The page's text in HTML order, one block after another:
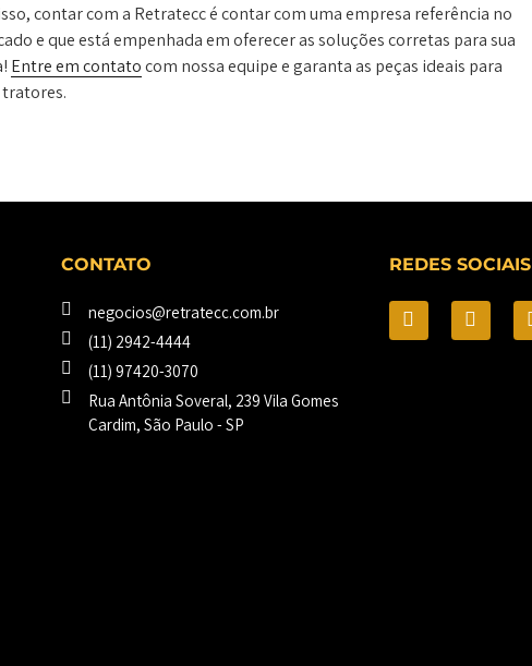
contar com a Retratecc é contar com uma empresa referência no
e que está empenhada em oferecer as soluções corretas para sua
Entre em contatocom nossa equipe e garanta as peças ideais para
tratores.
CONTATO
negocios@retratecc.com.br
(11) 2942-4444
(11) 97420-3070
Rua Antônia Soveral, 239 Vila Gomes
Cardim, São Paulo - SP​
REDES SOCIAIS